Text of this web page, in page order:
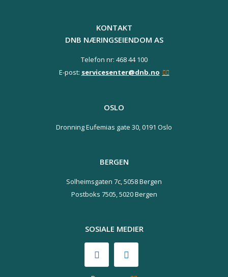
KONTAKT
DNB NÆRINGSEIENDOM AS
Telefon nr: 468 44 100
E-post: servicesenter@dnb.no
OSLO
Dronning Eufemias gate 30,0191 Oslo
BERGEN
Solheimsgaten 7c,5058 Bergen
Postboks 7505,5020 Bergen
SOSIALE MEDIER